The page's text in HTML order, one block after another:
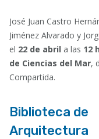
José Juan Castro
Jiménez Alvarado y
el 22 de abril a las 12 h
de Ciencias del Mar,
Compartida.
Biblioteca de
Arquitectura